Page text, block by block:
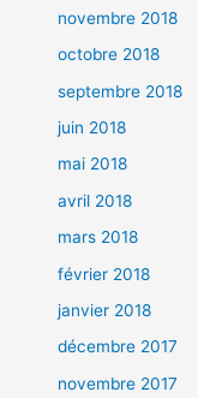
novembre 2018
octobre 2018
septembre 2018
juin 2018
mai 2018
avril 2018
mars 2018
février 2018
janvier 2018
décembre 2017
novembre 2017